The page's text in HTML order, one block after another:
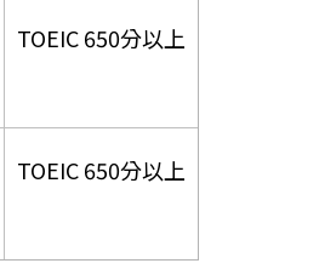
TOEIC 650分以上
TOEIC 650分以上